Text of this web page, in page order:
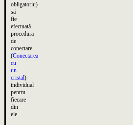
obligatoriu)
să
fie
efectuată
procedura
de
conectare
(Conectarea
cu
un
cristal)
individual
pentru
fiecare
din
ele.